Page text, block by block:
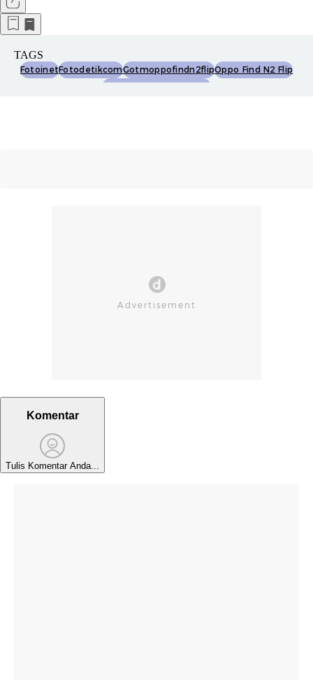
TAGS
FotoinetFotodetikcomGotmoppofindn2flipOppo Find N2 Flip
Komentar
Tulis Komentar Anda...